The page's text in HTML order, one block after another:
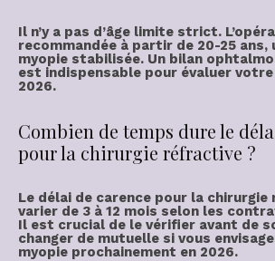
Il n’y a pas d’âge limite strict.
recommandée à partir de 20-25 ans,
myopie stabilisée. Un bilan
est indispensable pour évaluer
2026.
Combien de temps dure le
pour la chirurgie réfractive ?
Le délai de carence pour la chirurgie
varier de 3 à 12 mois selon les
Il est crucial de le vérifier avant de
changer de mutuelle si vous
myopie prochainement en 2026.